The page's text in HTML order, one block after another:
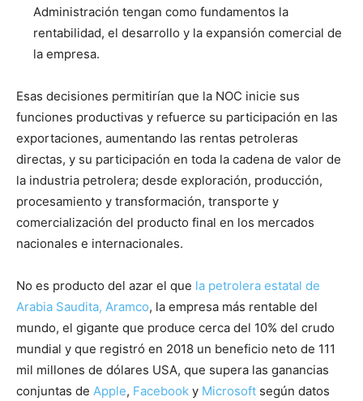
Administración tengan como fundamentos la
rentabilidad, el desarrollo y la expansión comercial de
la empresa.
Esas decisiones permitirían que la NOC inicie sus
funciones productivas y refuerce su participación en las
exportaciones, aumentando las rentas petroleras
directas, y su participación en toda la cadena de valor de
la industria petrolera; desde exploración, producción,
procesamiento y transformación, transporte y
comercialización del producto final en los mercados
nacionales e internacionales.
No es producto del azar el que la petrolera estatal de
Arabia Saudita, Aramco, la empresa más rentable del
mundo, el gigante que produce cerca del 10% del crudo
mundial y que registró en 2018 un beneficio neto de 111
mil millones de dólares USA, que supera las ganancias
conjuntas de Apple, Facebook y Microsoft según datos